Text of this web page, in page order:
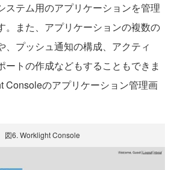
ステム用のアプリケーションを管理
。また、アプリケーションの複数の
、プッシュ通知の構成、アクティ
ートの作成などもすることもできま
Consoleのアプリケーション管理画
図6. Worklight Console